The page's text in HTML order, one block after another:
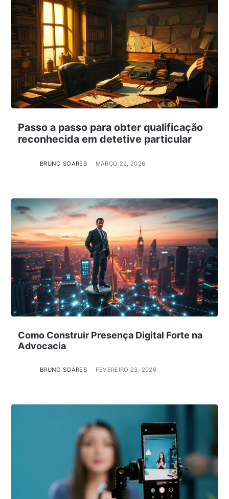
Passo a passo para obter qualificação
reconhecida em detetive particular
BRUNO SOARES MARÇO 22, 2026
Como Construir Presença Digital Forte na
Advocacia
BRUNO SOARES FEVEREIRO 23, 2026